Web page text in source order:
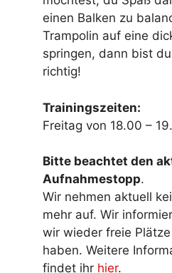
einen Balken zu
Trampolin auf eine
springen, dann bist
richtig!
Trainingszeiten:
Freitag von 18.00 –
Bitte beachtet den
Aufnahmestopp.
Wir nehmen aktuell
mehr auf. Wir
wir wieder freie
haben. Weitere
findet ihr hier.